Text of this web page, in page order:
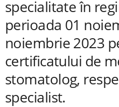
specialitate în
perioada 01
noiembrie 2023
certificatului de
stomatolog,
specialist.